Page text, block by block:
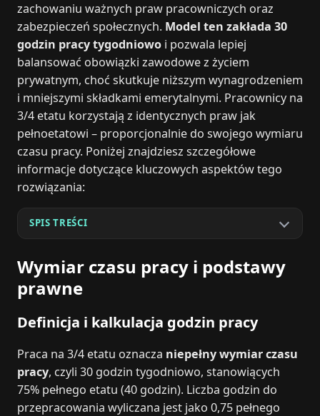
zachowaniu ważnych praw pracowniczych oraz
zabezpieczeń społecznych. Model ten zakłada 30
godzin pracy tygodniowo i pozwala lepiej
balansować obowiązki zawodowe z życiem
prywatnym, choć skutkuje niższym wynagrodzeniem
i mniejszymi składkami emerytalnymi. Pracownicy na
3/4 etatu korzystają z identycznych praw jak
pełnoetatowi – proporcjonalnie do swojego wymiaru
czasu pracy. Poniżej znajdziesz szczegółowe
informacje dotyczące kluczowych aspektów tego
rozwiązania:
SPIS TREŚCI
Wymiar czasu pracy i podstawy
prawne
Definicja i kalkulacja godzin pracy
Praca na 3/4 etatu oznacza niepełny wymiar czasu
pracy, czyli 30 godzin tygodniowo, stanowiących
75% pełnego etatu (40 godzin). Liczba godzin do
przepracowania wyliczana jest jako 0,75 pełnego